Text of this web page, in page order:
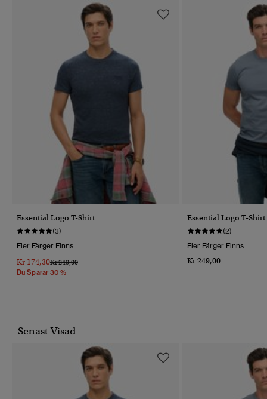
Essential Logo T-Shirt
(3)
Fler Färger Finns
Kr 174,30Pris Reducerat Från
Kr 249,00Till
Du Sparar 30 %
Essential Logo T-Shirt
(2)
Fler Färger Finns
Kr 249,00
Senast Visad